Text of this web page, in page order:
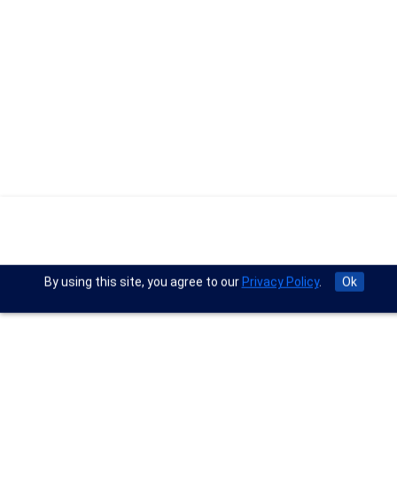
By using this site, you agree to ourPrivacy Policy. Ok